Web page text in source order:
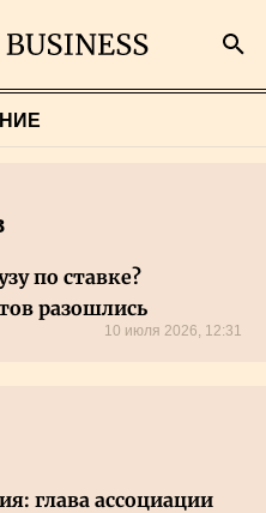
по ставке?
разошлись
10 июля 2026, 12:31
глава ассоциации